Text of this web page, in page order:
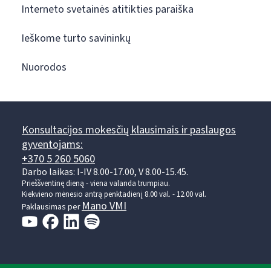
Interneto svetainės atitikties paraiška
Ieškome turto savininkų
Nuorodos
Konsultacijos mokesčių klausimais ir paslaugos
gyventojams:
+370 5 260 5060
Darbo laikas: I-IV 8.00-17.00, V 8.00-15.45.
Prieššventinę dieną - viena valanda trumpiau.
Kiekvieno mėnesio antrą penktadienį 8.00 val. - 12.00 val.
Paklausimas per Mano VMI